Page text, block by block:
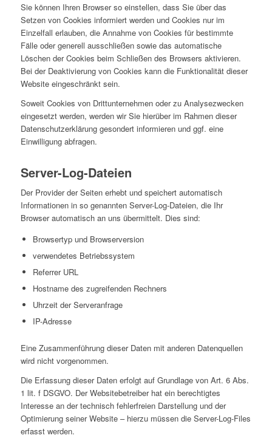
Sie können Ihren Browser so einstellen, dass Sie über das
Setzen von Cookies informiert werden und Cookies nur im
Einzelfall erlauben, die Annahme von Cookies für bestimmte
Fälle oder generell ausschließen sowie das automatische
Löschen der Cookies beim Schließen des Browsers aktivieren.
Bei der Deaktivierung von Cookies kann die Funktionalität dieser
Website eingeschränkt sein.
Soweit Cookies von Drittunternehmen oder zu Analysezwecken
eingesetzt werden, werden wir Sie hierüber im Rahmen dieser
Datenschutzerklärung gesondert informieren und ggf. eine
Einwilligung abfragen.
Server-Log-Dateien
Der Provider der Seiten erhebt und speichert automatisch
Informationen in so genannten Server-Log-Dateien, die Ihr
Browser automatisch an uns übermittelt. Dies sind:
Browsertyp und Browserversion
verwendetes Betriebssystem
Referrer URL
Hostname des zugreifenden Rechners
Uhrzeit der Serveranfrage
IP-Adresse
Eine Zusammenführung dieser Daten mit anderen Datenquellen
wird nicht vorgenommen.
Die Erfassung dieser Daten erfolgt auf Grundlage von Art. 6 Abs.
1 lit. f DSGVO. Der Websitebetreiber hat ein berechtigtes
Interesse an der technisch fehlerfreien Darstellung und der
Optimierung seiner Website – hierzu müssen die Server-Log-Files
erfasst werden.